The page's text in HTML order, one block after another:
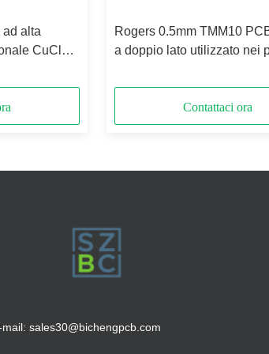
ad alta
CuClad
Rogers 0.5mm TMM10
a doppio lato utilizzato nei
Contattaci ora
mail: sales30@bichengpcb.com